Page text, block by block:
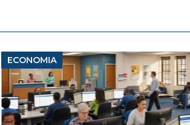
ECONOMIA